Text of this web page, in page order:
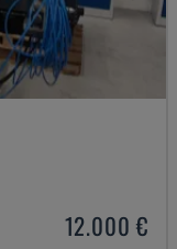
12.000 €